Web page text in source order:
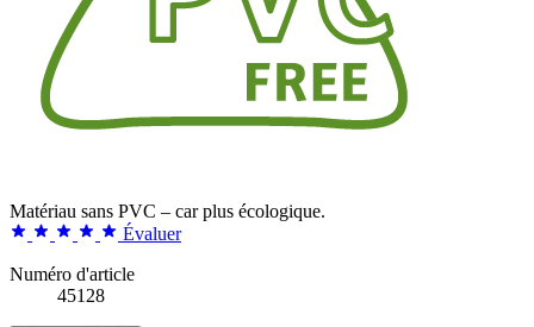
Matériau sans PVC – car plus écologique.
Évaluer
Numéro d'article
45128